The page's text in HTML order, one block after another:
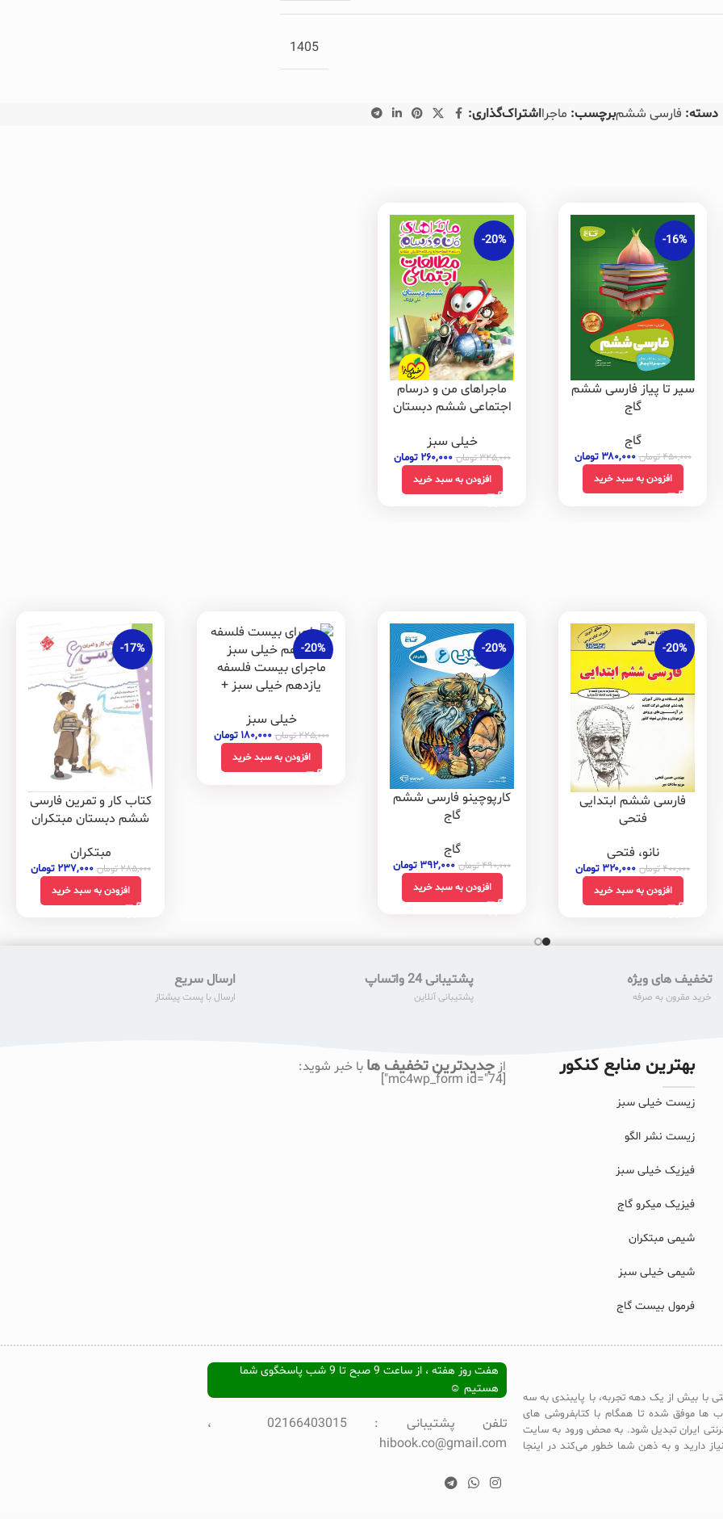
1405
دسته: فارسی ششمبرچسب: ماجرااشتراک‌گذاری:
-16%
سیر تا پیاز فارسی ششم
گاج
گاج
۴۵۰,۰۰۰تومان ۳۸۰,۰۰۰ تومان
افزودن به سبد خرید
-20%
ماجراهای من و درسام
اجتماعی ششم دبستان
خیلی سبز
۳۲۵,۰۰۰تومان ۲۶۰,۰۰۰ تومان
افزودن به سبد خرید
-20%
فارسی ششم ابتدایی
فتحی
نانو، فتحی
۴۰۰,۰۰۰تومان ۳۲۰,۰۰۰ تومان
افزودن به سبد خرید
-20%
کارپوچینو فارسی ششم
گاج
گاج
۴۹۰,۰۰۰تومان ۳۹۲,۰۰۰ تومان
افزودن به سبد خرید
-20%
ماجرای بیست فلسفه
یازدهم خیلی سبز +
خیلی سبز
۲۲۵,۰۰۰تومان ۱۸۰,۰۰۰ تومان
افزودن به سبد خرید
-17%
کتاب کار و تمرین فارسی
ششم دبستان مبتکران
مبتکران
۲۸۵,۰۰۰تومان ۲۳۷,۰۰۰ تومان
افزودن به سبد خرید
تخفیف های ویژه
خرید مقرون به صرفه
پشتیبانی 24 واتساپ
پشتیبانی آنلاین
ارسال سریع
ارسال با پست پیشتاز
بهترین منابع کنکور
زیست خیلی سبز
زیست نشر الگو
فیزیک خیلی سبز
فیزیک میکرو گاج
شیمی مبتکران
شیمی خیلی سبز
فرمول بیست گاج
از جدیدترین تخفیف ها با خبر شوید:
[mc4wp_form id="74"]
با بیش از یک دهه تجربه، با پایبندی به سه
ها موفق شده تا همگام با کتابفروشی های
ایران تبدیل شود. به محض ورود به سایت
دارید و به ذهن شما خطور می‌کند در اینجا
هفت روز هفته ، از ساعت 9 صبح تا 9 شب پاسخگوی شما
هستیم ☺
تلفن پشتیبانی : 02166403015 ،
hibook.co@gmail.com